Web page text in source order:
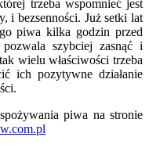
trzeba wspomnieć jest
i bezsenności. Już setki lat
piwa kilka godzin przed
szybciej zasnąć i
wielu właściwości trzeba
ich pozytywne działanie
piwa na stronie